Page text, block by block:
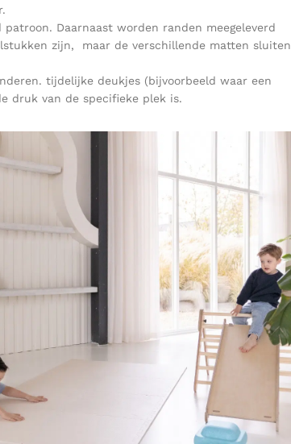
Daarnaast worden randen meegeleverd
zijn, maar de verschillende matten sluiten
tijdelijke deukjes (bijvoorbeeld waar een
druk van de specifieke plek is.